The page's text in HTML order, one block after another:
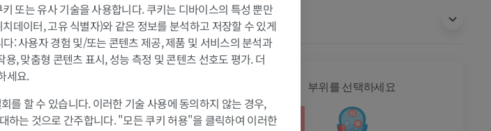
번역
다리
부위를 선택하세요
또는 유사 기술을 사용합니다. 쿠키는 디바이스의 특성 뿐만
데이터, 고유 식별자)와 같은 정보를 분석하고 저장할 수 있게
: 사용자 경험 및/또는 콘텐츠 제공, 제품 및 서비스의 분석과
, 맞춤형 콘텐츠 표시, 성능 측정 및 콘텐츠 선호도 평가. 더
세요.
를 할 수 있습니다. 이러한 기술 사용에 동의하지 않는 경우,
하는 것으로 간주합니다. "모든 쿠키 허용"을 클릭하여 이러한